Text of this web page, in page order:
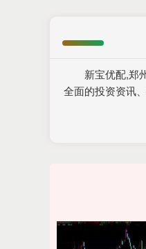
新宝优配,郑
全面的投资资讯